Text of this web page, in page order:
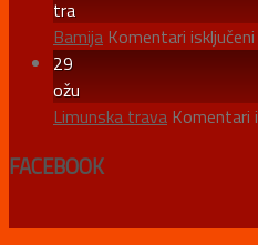
tra
Bamija Komentari isključeni
29
ožu
Limunska trava Komentari
FACEBOOK